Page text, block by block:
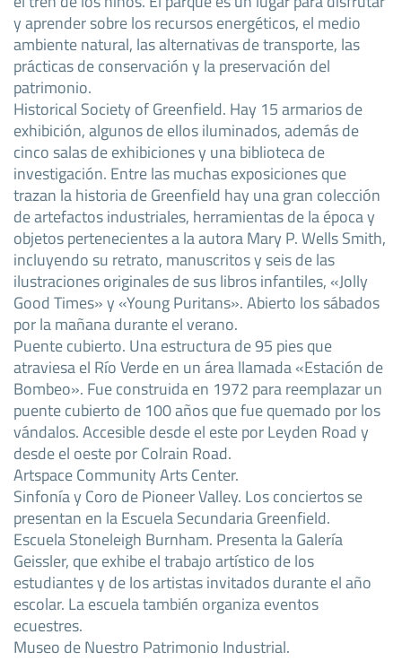
y aprender sobre los recursos energéticos, el medio
ambiente natural, las alternativas de transporte, las
prácticas de conservación y la preservación del
patrimonio.
Historical Society of Greenfield. Hay 15 armarios de
exhibición, algunos de ellos iluminados, además de
cinco salas de exhibiciones y una biblioteca de
investigación. Entre las muchas exposiciones que
trazan la historia de Greenfield hay una gran colección
de artefactos industriales, herramientas de la época y
objetos pertenecientes a la autora Mary P. Wells Smith,
incluyendo su retrato, manuscritos y seis de las
ilustraciones originales de sus libros infantiles, «Jolly
Good Times» y «Young Puritans». Abierto los sábados
por la mañana durante el verano.
Puente cubierto. Una estructura de 95 pies que
atraviesa el Río Verde en un área llamada «Estación de
Bombeo». Fue construida en 1972 para reemplazar un
puente cubierto de 100 años que fue quemado por los
vándalos. Accesible desde el este por Leyden Road y
desde el oeste por Colrain Road.
Artspace Community Arts Center.
Sinfonía y Coro de Pioneer Valley. Los conciertos se
presentan en la Escuela Secundaria Greenfield.
Escuela Stoneleigh Burnham. Presenta la Galería
Geissler, que exhibe el trabajo artístico de los
estudiantes y de los artistas invitados durante el año
escolar. La escuela también organiza eventos
ecuestres.
Museo de Nuestro Patrimonio Industrial.